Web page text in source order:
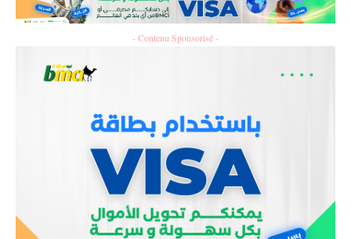
- Contenu Sponsorisé -